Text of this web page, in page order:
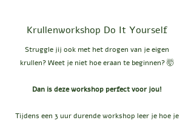
Krullenworkshop Do It Yourself
Struggle jij ook met het drogen van je eigen
krullen? Weet je niet hoe eraan te beginnen? 🤯
Dan is deze workshop perfect voor jou!
Tijdens een 3 uur durende workshop leer je hoe je